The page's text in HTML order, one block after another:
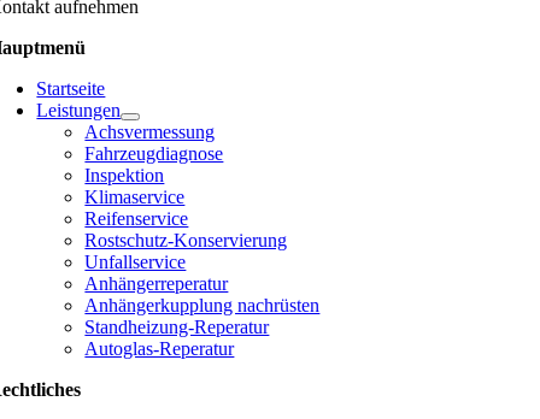
aufnehmen
Startseite
Leistungen
Achsvermessung
Fahrzeugdiagnose
Inspektion
Klimaservice
Reifenservice
Rostschutz-Konservierung
Unfallservice
Anhängerreperatur
Anhängerkupplung nachrüsten
Standheizung-Reperatur
Autoglas-Reperatur